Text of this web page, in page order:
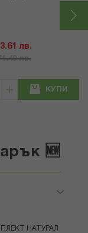
лв.
лв.
КУПИ
🆕
НАТУРАЛ